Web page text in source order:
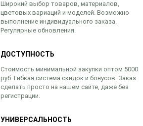
Широкий выбор товаров, материалов,
цветовых вариаций и моделей. Возможно
выполнение индивидуального заказа.
Регулярные обновления.
ДОСТУПНОСТЬ
Стоимость минимальной закупки оптом 5000
руб. Гибкая система скидок и бонусов. Заказ
сделать просто на нашем сайте, даже без
регистрации.
УНИВЕРСАЛЬНОСТЬ